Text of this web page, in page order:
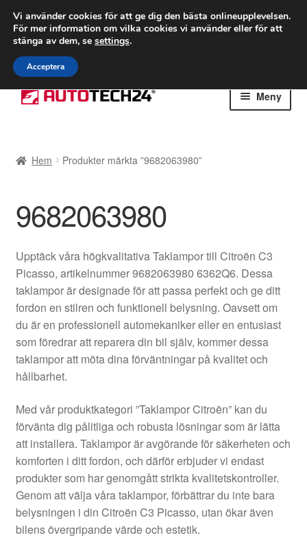
FRAKT från 75 kr
Världsomspännande frakt
Ring 766 924 713
Hoppa
till
Hoppa
till
Meny
Betalningar
Integritetspolicy
Kolla upp
Kontakt
Mitt konto
Reklamationsprocedur
Transport
Vagn
Världsomspännande frakt
Hem Produkter märkta ”9682063980”
9682063980
Upptäck våra högkvalitativa Taklampor till Citroën C3
Picasso, artikelnummer 9682063980 6362Q6. Dessa
taklampor är designade för att passa perfekt och ge ditt
fordon en stilren och funktionell belysning. Oavsett om
du är en professionell automekaniker eller en entusiast
som föredrar att reparera din bil själv, kommer dessa
taklampor att möta dina förväntningar på kvalitet och
hållbarhet.
Med vår produktkategori ”Taklampor Citroën” kan du
förvänta dig pålitliga och robusta lösningar som är lätta
att installera. Taklampor är avgörande för säkerheten och
komforten i ditt fordon, och därför erbjuder vi endast
produkter som har genomgått strikta kvalitetskontroller.
Genom att välja våra taklampor, förbättrar du inte bara
belysningen i din Citroën C3 Picasso, utan ökar även
bilens övergripande värde och estetik.
Vi använder cookies för att ge dig den bästa onlineupplevelsen.
För mer information om vilka cookies vi använder eller för att
stänga av dem, se settings.
Acceptera